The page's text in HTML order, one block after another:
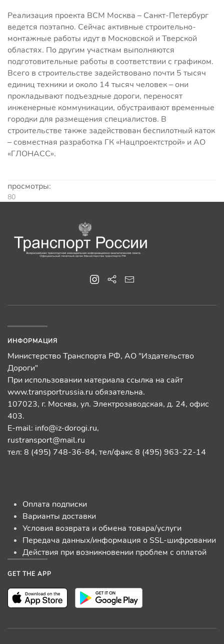
Реализация проекта ВСМ Москва – Санкт-Петербург
ведется поэтапно. Сейчас активные строительно-
монтажные работы идут в Московской и Тверской
областях. По другим участкам выполняются
подготовительные работы в соответствии с графиком.
Всего в строительстве задействовано почти 5 тысяч
единиц техники и около 14 тысяч человек – они
прокладывают подъездные дороги, переносят
инженерные коммуникации, обустраивают временные
городки для размещения специалистов. В
строительстве также задействован беспилотный каток
– совместная разработка ГК «Нацпроектстрой» и АО
«ГЛОНАСС».
просмотры:
80
ИНФОРМАЦИЯ
Министерство Транспорта РФ, АО "Издательство
Дороги"
При использовании материала ссылка на сайт
www.transportrussia.ru обязательна.
107023, г. Москва, ул. Электрозаводская, д. 24, офис
403.
E-mail: info@iz-dorogi.ru,
rustransport@mail.ru
тел: 8 (495) 748-36-84, тел/факс 8 (495) 963-22-14
Оплата подписки
Варианты доставки
Условия возврата и обмена товара/услуги
Передача данных/информация о SSL-шифровании
Действия при возникновении проблем с оплатой
GET THE APP